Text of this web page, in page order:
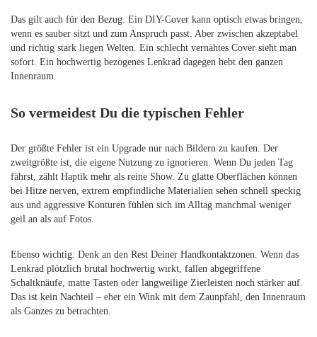
Das gilt auch für den Bezug. Ein DIY-Cover kann optisch etwas bringen,
wenn es sauber sitzt und zum Anspruch passt. Aber zwischen akzeptabel
und richtig stark liegen Welten. Ein schlecht vernähtes Cover sieht man
sofort. Ein hochwertig bezogenes Lenkrad dagegen hebt den ganzen
Innenraum.
So vermeidest Du die typischen Fehler
Der größte Fehler ist ein Upgrade nur nach Bildern zu kaufen. Der
zweitgrößte ist, die eigene Nutzung zu ignorieren. Wenn Du jeden Tag
fährst, zählt Haptik mehr als reine Show. Zu glatte Oberflächen können
bei Hitze nerven, extrem empfindliche Materialien sehen schnell speckig
aus und aggressive Konturen fühlen sich im Alltag manchmal weniger
geil an als auf Fotos.
Ebenso wichtig: Denk an den Rest Deiner Handkontaktzonen. Wenn das
Lenkrad plötzlich brutal hochwertig wirkt, fallen abgegriffene
Schaltknäufe, matte Tasten oder langweilige Zierleisten noch stärker auf.
Das ist kein Nachteil – eher ein Wink mit dem Zaunpfahl, den Innenraum
als Ganzes zu betrachten.